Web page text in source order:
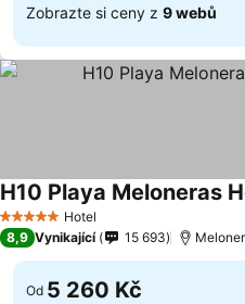
Zobrazte si ceny z 9 webů
5 Počet hvězdiček
Hotel
H10 Playa Meloneras
8,9 Vynikající 15 693
Od 5 260 Kč